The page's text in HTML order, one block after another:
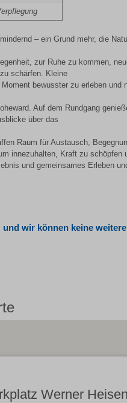
– ein Grund mehr, die
zur Ruhe zu kommen,
schärfen. Kleine
bewusster zu erleben und
Auf dem Rundgang
über das
Raum für Austausch,
innezuhalten, Kraft zu schöpfen
und gemeinsames Erleben
wir können keine
Werner